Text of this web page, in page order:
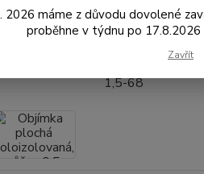
plochá
2026 máme z důvodu dovolené
proběhne v týdnu po
Zavřít